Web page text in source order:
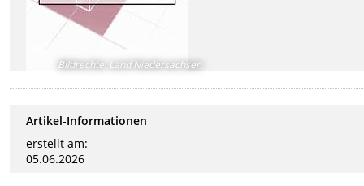
Bildrechte: Land Niedersachsen
Artikel-Informationen
erstellt am:
05.06.2026